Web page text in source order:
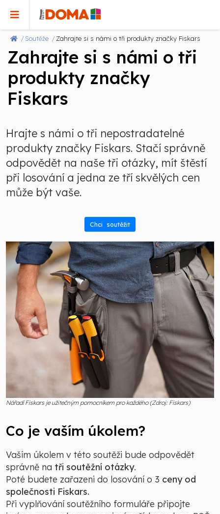
Soutěže Zahrajte si s námi o tři produkty značky Fiskars
Zahrajte si s námi o tři
produkty značky
Fiskars
Hrajte s námi o tři nepostradatelné
produkty značky Fiskars. Stačí správně
odpovědět na naše tři otázky, mít štěstí
při losování a jedna ze tří skvělých cen
může být vaše.
Chci soutěžit
Nářadí Fiskars je užitečným pomocníkem pro každého (Zdroj: Fiskars)
Co je vaším úkolem?
Vaším úkolem v této soutěži bude odpovědět
správně na tři soutěžní otázky.
Poté budete zařazeni do losování o 3 ceny od
společnosti Fiskars.
Při vyplňování soutěžního formuláře připojte